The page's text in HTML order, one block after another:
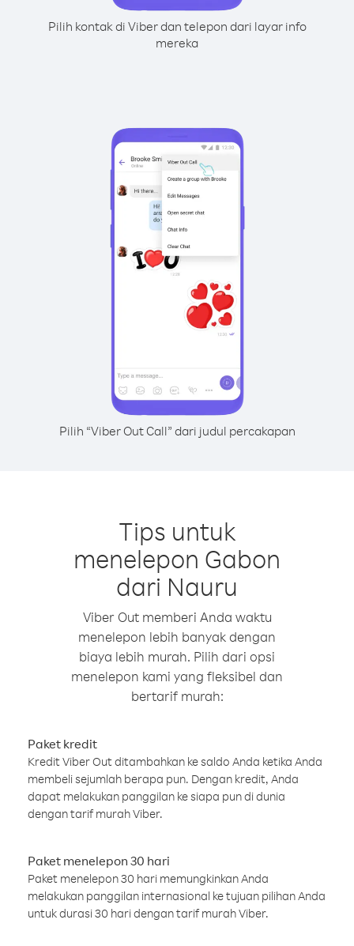
Pilih kontak di Viber dan telepon dari layar info
mereka
Pilih “Viber Out Call” dari judul percakapan
Tips untuk
menelepon Gabon
dari Nauru
Viber Out memberi Anda waktu
menelepon lebih banyak dengan
biaya lebih murah. Pilih dari opsi
menelepon kami yang fleksibel dan
bertarif murah:
Paket kredit
Kredit Viber Out ditambahkan ke saldo Anda ketika Anda
membeli sejumlah berapa pun. Dengan kredit, Anda
dapat melakukan panggilan ke siapa pun di dunia
dengan tarif murah Viber.
Paket menelepon 30 hari
Paket menelepon 30 hari memungkinkan Anda
melakukan panggilan internasional ke tujuan pilihan Anda
untuk durasi 30 hari dengan tarif murah Viber.